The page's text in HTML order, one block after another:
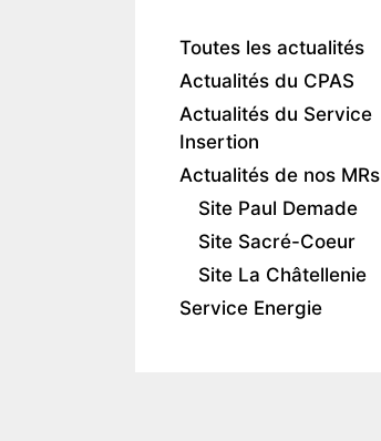
Toutes les actualités
Actualités du CPAS
Actualités du Service
Insertion
Actualités de nos MRs
Site Paul Demade
Site Sacré-Coeur
Site La Châtellenie
Service Energie